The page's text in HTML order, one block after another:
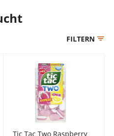
FILTERN
Tic Tac Two Raspberry